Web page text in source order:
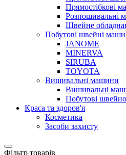
Прямостібкові
Розпошивальні
Швейне
Побутові швейні
JANOME
MINERVA
SIRUBA
TOYOTA
Вишивальні машини
Вишивальні
Побутові
Краса та здоров'я
Косметика
Засоби захисту
Фільтр товарів